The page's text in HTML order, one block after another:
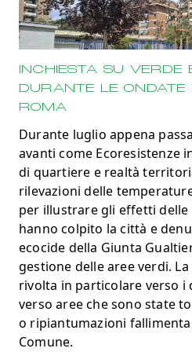
INCHIESTA SU VERDE
DURANTE LE
ROMA
Durante luglio appena
avanti come Ecoresistenze
di quartiere e realtà
rilevazioni delle
per illustrare gli effetti delle
hanno colpito la città e
ecocide della Giunta
gestione delle aree verdi.
rivolta in particolare verso
verso aree che sono state
o ripiantumazioni
Comune.